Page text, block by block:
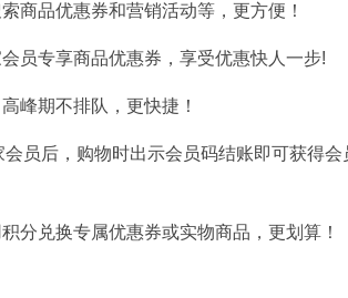
商品优惠券和营销活动等，更方便！
员专享商品优惠券，享受优惠快人一步!
峰期不排队，更快捷！
员后，购物时出示会员码结账即可获得
分兑换专属优惠券或实物商品，更划算！